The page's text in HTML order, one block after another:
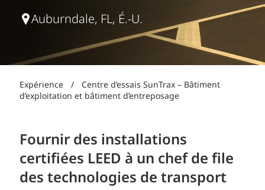
Auburndale, FL, É.-U.
Expérience /
Centre d’essais SunTrax – Bâtiment
d’exploitation et bâtiment d’entreposage
Fournir des installations
certifiées LEED à un chef de file
des technologies de transport